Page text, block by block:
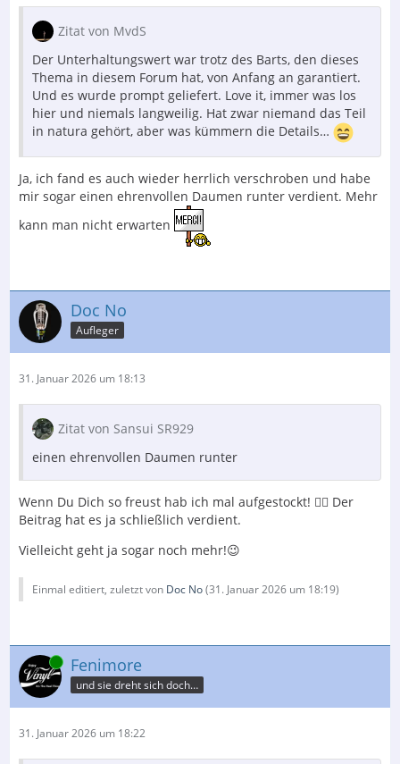
Zitat von MvdS
Der Unterhaltungswert war trotz des Barts, den dieses
Thema in diesem Forum hat, von Anfang an garantiert.
Und es wurde prompt geliefert. Love it, immer was los
hier und niemals langweilig. Hat zwar niemand das Teil
in natura gehört, aber was kümmern die Details…
Ja, ich fand es auch wieder herrlich verschroben und habe
mir sogar einen ehrenvollen Daumen runter verdient. Mehr
kann man nicht erwarten
Doc No
Aufleger
31. Januar 2026 um 18:13
Zitat von Sansui SR929
einen ehrenvollen Daumen runter
Wenn Du Dich so freust hab ich mal aufgestockt! 👎🏻 Der
Beitrag hat es ja schließlich verdient.
Vielleicht geht ja sogar noch mehr!😉
Einmal editiert, zuletzt von Doc No(31. Januar 2026 um 18:19)
Online Fenimore
und sie dreht sich doch…
31. Januar 2026 um 18:22